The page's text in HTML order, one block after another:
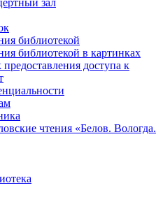
зал
библиотекой
библиотекой в картинках
доступа к
чтения «Белов. Вологда.